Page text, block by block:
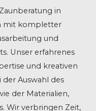
in
mit kompletter
und
Unser erfahrenes
und kreativen
der Auswahl des
der Materialien,
Wir verbringen Zeit,